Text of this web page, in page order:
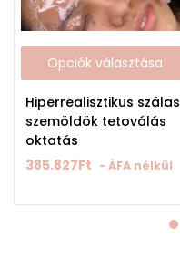
Opciók választása
Hiperrealisztikus szálas
szemöldök tetoválás
oktatás
385.827Ft - ÁFA nélkül